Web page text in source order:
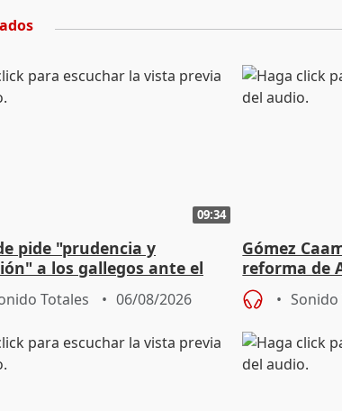
09:34
pide "prudencia y
a los gallegos ante el
12 de agosto
Totales 06/08/2026
Gómez
reforma de
reforzará la
Sonido